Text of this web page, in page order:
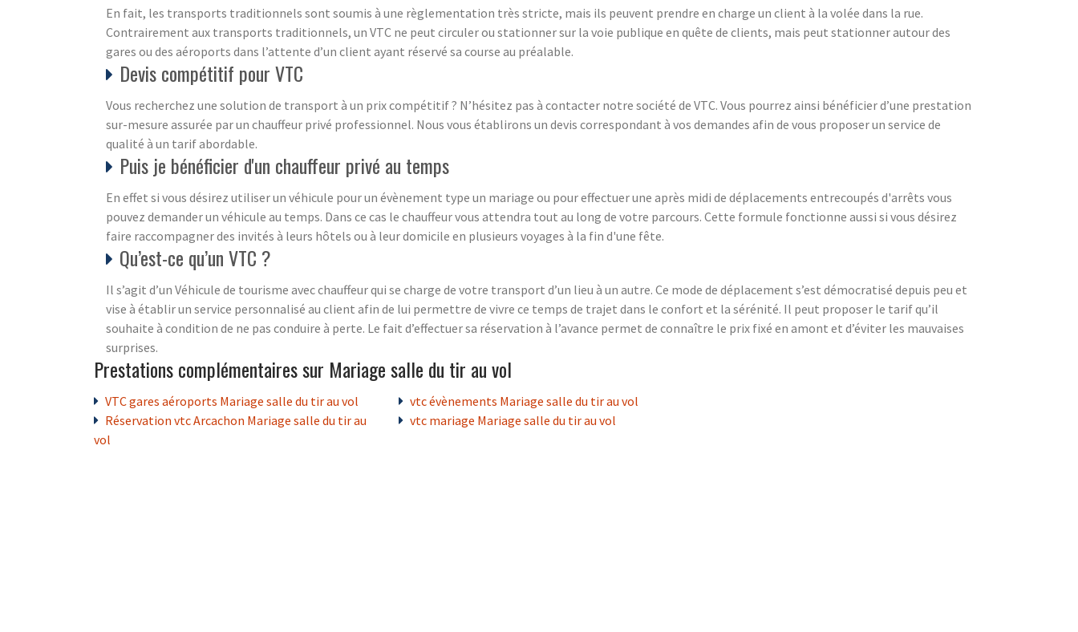
En fait, les transports traditionnels sont soumis à une règlementation très stricte, mais ils peuvent prendre en charge un client à la volée dans la rue.
Contrairement aux transports traditionnels, un VTC ne peut circuler ou stationner sur la voie publique en quête de clients, mais peut stationner autour des
gares ou des aéroports dans l’attente d’un client ayant réservé sa course au préalable.
Devis compétitif pour VTC
Vous recherchez une solution de transport à un prix compétitif ? N’hésitez pas à contacter notre société de VTC. Vous pourrez ainsi bénéficier d’une prestation
sur-mesure assurée par un chauffeur privé professionnel. Nous vous établirons un devis correspondant à vos demandes afin de vous proposer un service de
qualité à un tarif abordable.
Puis je bénéficier d'un chauffeur privé au temps
En effet si vous désirez utiliser un véhicule pour un évènement type un mariage ou pour effectuer une après midi de déplacements entrecoupés d'arrêts vous
pouvez demander un véhicule au temps. Dans ce cas le chauffeur vous attendra tout au long de votre parcours. Cette formule fonctionne aussi si vous désirez
faire raccompagner des invités à leurs hôtels ou à leur domicile en plusieurs voyages à la fin d'une fête.
Qu’est-ce qu’un VTC ?
Il s’agit d’un Véhicule de tourisme avec chauffeur qui se charge de votre transport d’un lieu à un autre. Ce mode de déplacement s’est démocratisé depuis peu et
vise à établir un service personnalisé au client afin de lui permettre de vivre ce temps de trajet dans le confort et la sérénité. Il peut proposer le tarif qu’il
souhaite à condition de ne pas conduire à perte. Le fait d’effectuer sa réservation à l’avance permet de connaître le prix fixé en amont et d’éviter les mauvaises
surprises.
Prestations complémentaires sur Mariage salle du tir au vol
VTC gares aéroports Mariage salle du tir au vol
Réservation vtc Arcachon Mariage salle du tir au
vol
vtc évènements Mariage salle du tir au vol
vtc mariage Mariage salle du tir au vol